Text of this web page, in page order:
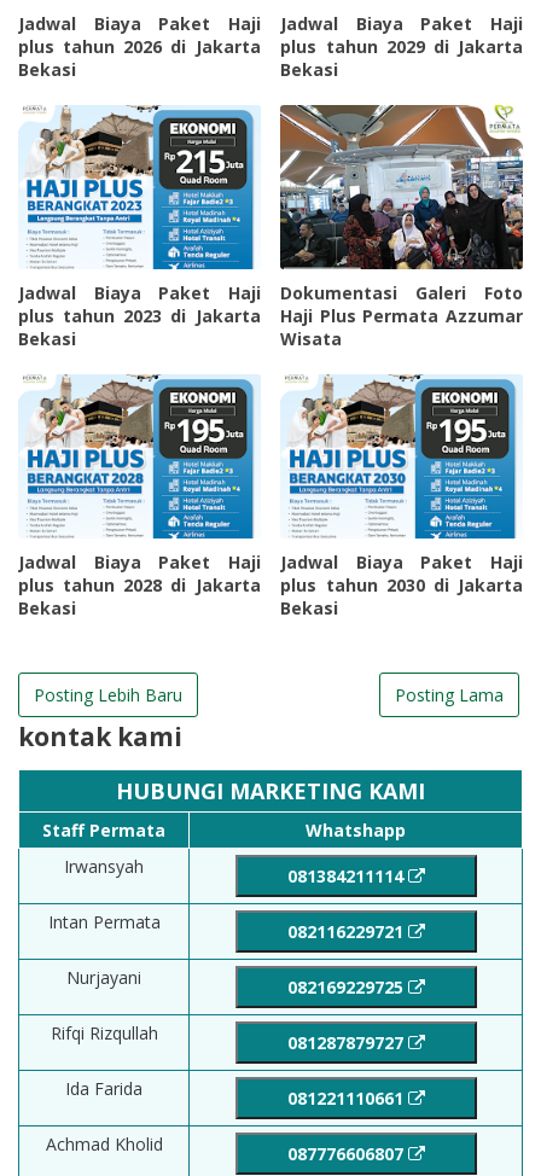
Jadwal Biaya Paket Haji
plus tahun 2026 di Jakarta
Bekasi
Jadwal Biaya Paket Haji
plus tahun 2029 di Jakarta
Bekasi
Jadwal Biaya Paket Haji
plus tahun 2023 di Jakarta
Bekasi
Dokumentasi Galeri Foto
Haji Plus Permata Azzumar
Wisata
Jadwal Biaya Paket Haji
plus tahun 2028 di Jakarta
Bekasi
Jadwal Biaya Paket Haji
plus tahun 2030 di Jakarta
Bekasi
Posting Lebih Baru Posting Lama
kontak kami
HUBUNGI MARKETING KAMI
Staff Permata
Whatshapp
Irwansyah
081384211114
Intan Permata
082116229721
Nurjayani
082169229725
Rifqi Rizqullah
081287879727
Ida Farida
081221110661
Achmad Kholid
087776606807